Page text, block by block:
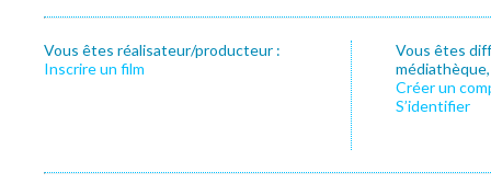
Vous êtes réalisateur/producteur :
Inscrire un film
Vous êtes
Créer un
S’identifier